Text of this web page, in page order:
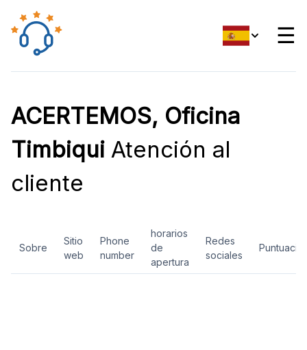
☰
ACERTEMOS, Oficina
Timbiqui Atención al
cliente
Sobre
Sitio
web
Phone
number
horarios
de
apertura
Redes
sociales